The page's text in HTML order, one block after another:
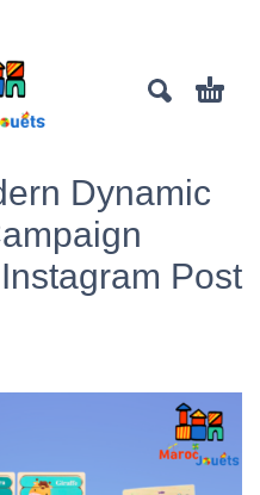
Dynamic
Post